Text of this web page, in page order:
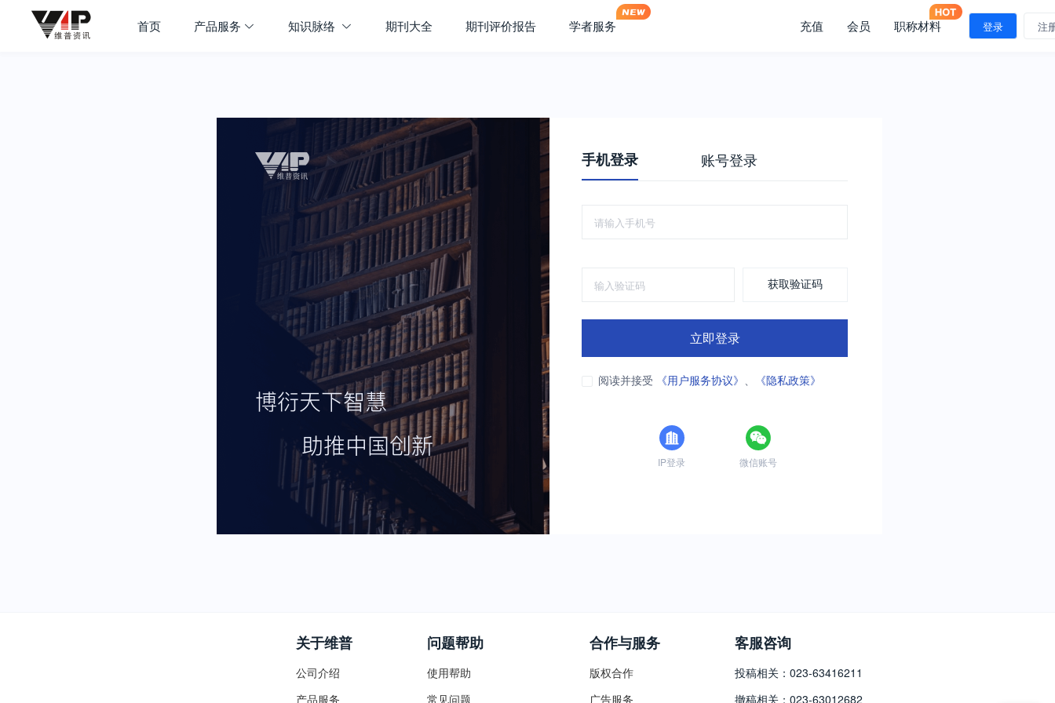
首页 产品服务 知识脉络 期刊大全 期刊评价报告 学者服务 充值 会员 职称材料 登录 注
手机登录 账号登录
获取验证码
立即登录
阅读并接受 《用户服务协议》 、 《隐私政策》
IP登录 微信账号
关于维普
公司介绍
产品服务
问题帮助
使用帮助
常见问题
合作与服务
版权合作
广告服务
客服咨询
投稿相关：023-63416211
撤稿相关：023-63012682